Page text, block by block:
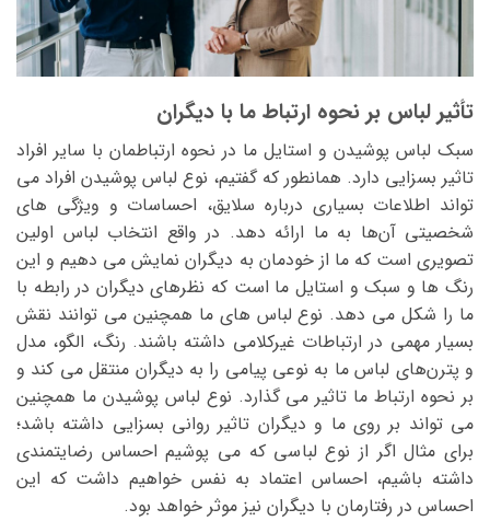
تأثیر لباس بر نحوه ارتباط ما با دیگران
سبک لباس پوشیدن و استایل ما در نحوه ارتباطمان با سایر افراد
تاثیر بسزایی دارد. همانطور که گفتیم، نوع لباس پوشیدن افراد می
‌تواند اطلاعات بسیاری درباره سلایق، احساسات و‌ ویژگی ‌های
شخصیتی آن‌ها به ما ارائه دهد. در واقع انتخاب لباس اولین
تصویری است که ما از خودمان به دیگران نمایش می ‌دهیم و این
رنگ ‌ها و سبک و استایل ما است که نظرهای دیگران در رابطه با
ما را شکل می ‌دهد. نوع لباس ‌های ما همچنین می ‌توانند نقش
بسیار مهمی در ارتباطات غیرکلامی داشته باشند. رنگ، الگو، مدل
و پترن‌های لباس ما به نوعی پیامی را به دیگران منتقل می ‌کند و
بر نحوه ارتباط ما تاثیر می‌ گذارد. نوع لباس پوشیدن ما همچنین
می‌ تواند بر روی ما و دیگران تاثیر روانی بسزایی داشته باشد؛
برای مثال اگر از نوع لباسی که می ‌پوشیم احساس رضایتمندی
داشته باشیم، احساس اعتماد به نفس خواهیم داشت که این
احساس در رفتارمان با دیگران نیز موثر خواهد بود.